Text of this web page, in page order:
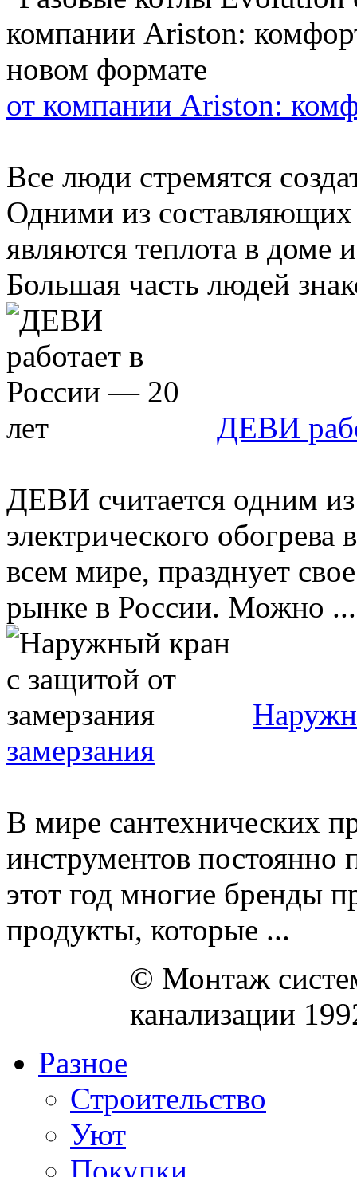
от компании Ariston:
Все люди стремятся
Одними из составляющих
являются теплота в доме
Большая часть людей
ДЕВИ
ДЕВИ считается одним из
электрического
всем мире, празднует
рынке в России. Можно ...
замерзания
В мире сантехнических
инструментов постоянно
этот год многие бренды
продукты, которые ...
© Монтаж
канализации
Разное
Строительство
Уют
Покупки